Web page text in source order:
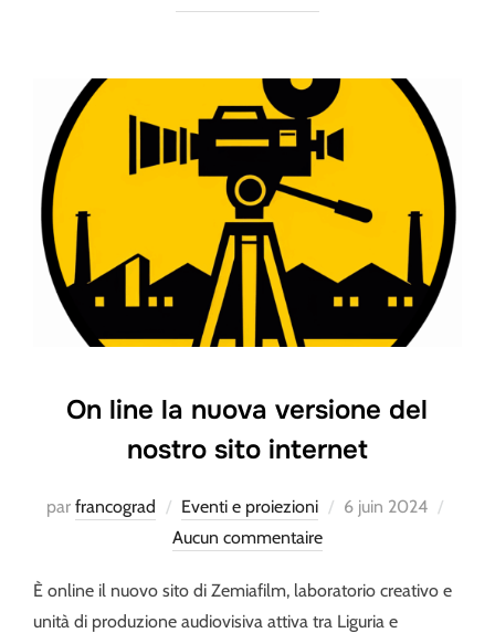
On line la nuova versione del
nostro sito internet
par francograd Eventi e proiezioni
Publié
6 juin 2024
Aucun commentaire
È online il nuovo sito di Zemiafilm, laboratorio creativo e
unità di produzione audiovisiva attiva tra Liguria e